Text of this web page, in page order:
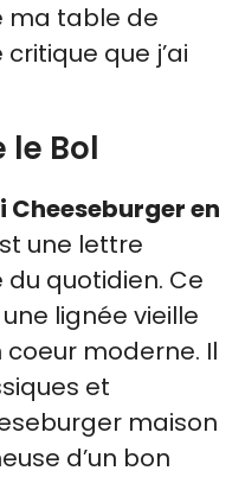
ma table de
que j’ai
le Bol
Cheeseburger en
une lettre
du quotidien. Ce
lignée vieille
coeur moderne. Il
et
maison
d’un bon